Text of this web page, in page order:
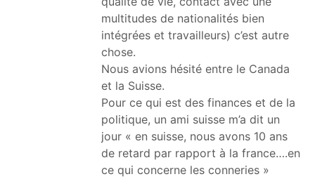
multitudes de nationalités bien
intégrées et travailleurs) c’est autre
chose.
Nous avions hésité entre le Canada
et la Suisse.
Pour ce qui est des finances et de la
politique, un ami suisse m’a dit un
jour « en suisse, nous avons 10 ans
de retard par rapport à la france….en
ce qui concerne les conneries »